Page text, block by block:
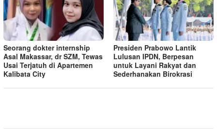
Seorang dokter internship
Asal Makassar, dr SZM, Tewas
Usai Terjatuh di Apartemen
Kalibata City
Presiden Prabowo Lantik
Lulusan IPDN, Berpesan
untuk Layani Rakyat dan
Sederhanakan Birokrasi